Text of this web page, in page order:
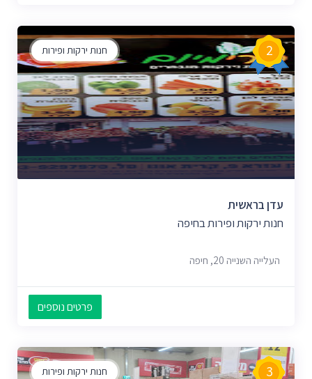
חנות ירקות ופירות 2
עדן בראשית
חנות ירקות ופירות בחיפה
העלייה השנייה 20, חיפה
פרטים נוספים
חנות ירקות ופירות 3